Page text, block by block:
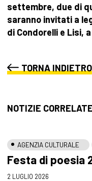
settembre, due di
saranno invitati a
di Condorelli e Lisi,
TORNA INDIETRO
NOTIZIE CORRELATE
AGENZIA CULTURALE
Festa di poesia
2 LUGLIO 2026